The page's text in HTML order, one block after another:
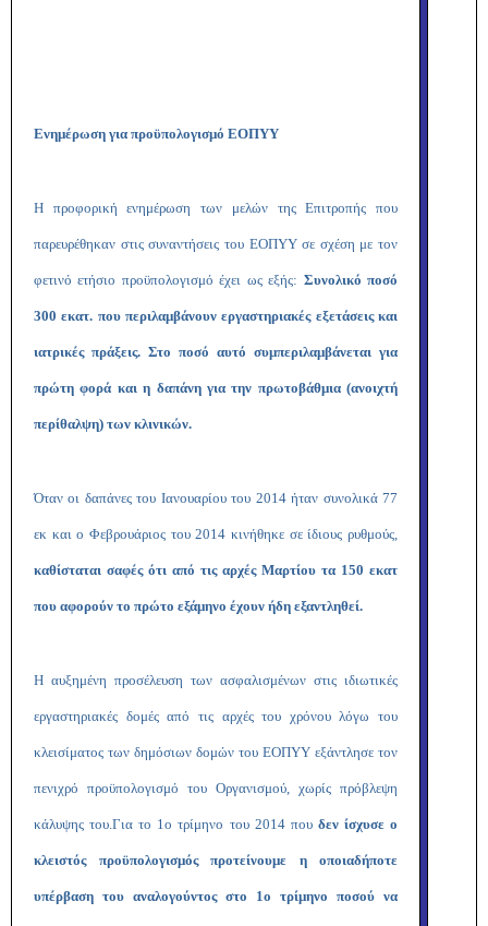
Ενημέρωση για προϋπολογισμό ΕΟΠΥΥ
Η προφορική ενημέρωση των μελών της Επιτροπής που
παρευρέθηκαν στις συναντήσεις του ΕΟΠΥΥ σε σχέση με τον
φετινό ετήσιο προϋπολογισμό έχει ως εξής: Συνολικό ποσό
300 εκατ. που περιλαμβάνουν εργαστηριακές εξετάσεις και
ιατρικές πράξεις. Στο ποσό αυτό συμπεριλαμβάνεται για
πρώτη φορά και η δαπάνη για την πρωτοβάθμια (ανοιχτή
περίθαλψη) των κλινικών.
Όταν οι δαπάνες του Ιανουαρίου του 2014 ήταν συνολικά 77
εκ και ο Φεβρουάριος του 2014 κινήθηκε σε ίδιους ρυθμούς,
καθίσταται σαφές ότι από τις αρχές Μαρτίου τα 150 εκατ
που αφορούν το πρώτο εξάμηνο έχουν ήδη εξαντληθεί.
Η αυξημένη προσέλευση των ασφαλισμένων στις ιδιωτικές
εργαστηριακές δομές από τις αρχές του χρόνου λόγω του
κλεισίματος των δημόσιων δομών του ΕΟΠΥΥ εξάντλησε τον
πενιχρό προϋπολογισμό του Οργανισμού, χωρίς πρόβλεψη
κάλυψης του.Για το 1ο τρίμηνο του 2014 που δεν ίσχυσε ο
κλειστός προϋπολογισμός προτείνουμε η οποιαδήποτε
υπέρβαση του αναλογούντος στο 1ο τρίμηνο ποσού να